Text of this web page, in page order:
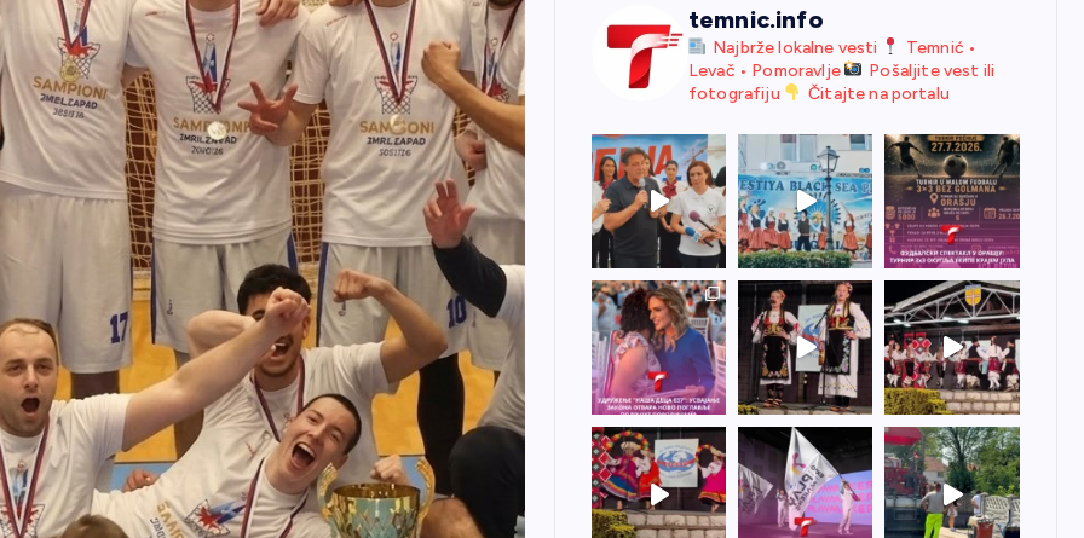
temnic.info
Najbrže lokalne vesti
Temnić •
Levač • Pomoravlje
Pošaljite vest ili
fotografiju
Čitajte na portalu